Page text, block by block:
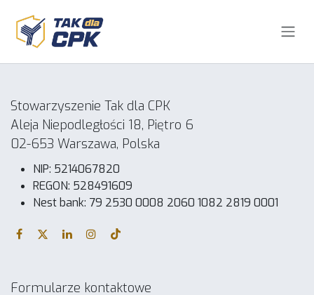
Stowarzyszenie Tak dla CPK
Aleja Niepodległości 18, Piętro 6
02-653 Warszawa, Polska
NIP: 5214067820
REGON: 528491609
Nest bank: 79 2530 0008 2060 1082 2819 0001
Formularze kontaktowe